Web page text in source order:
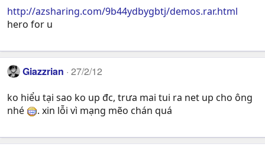
http://azsharing.com/9b44ydbygbtj/demos.rar.html
hero for u
Giazzrian 27/2/12
ko hiểu tại sao ko up đc, trưa mai tui ra net up cho ông
nhé
. xin lỗi vì mạng mẽo chán quá